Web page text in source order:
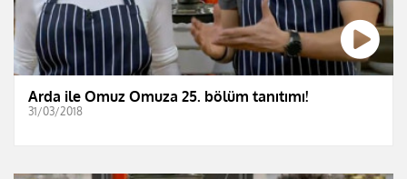
Arda ile Omuz Omuza 25. bölüm tanıtımı!
31/03/2018